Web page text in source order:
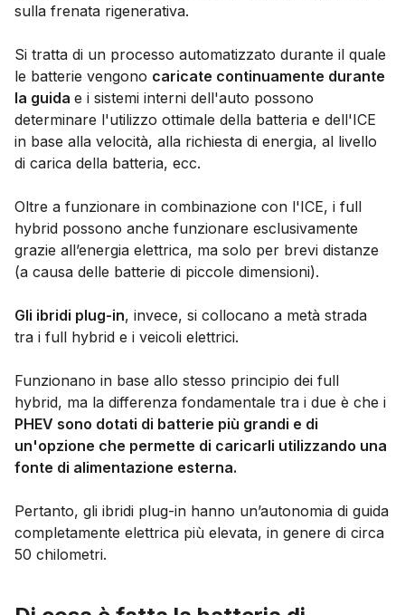
sulla frenata rigenerativa.
Si tratta di un processo automatizzato durante il quale
le batterie vengono caricate continuamente durante
la guida e i sistemi interni dell'auto possono
determinare l'utilizzo ottimale della batteria e dell'ICE
in base alla velocità, alla richiesta di energia, al livello
di carica della batteria, ecc.
Oltre a funzionare in combinazione con l'ICE, i full
hybrid possono anche funzionare esclusivamente
grazie all’energia elettrica, ma solo per brevi distanze
(a causa delle batterie di piccole dimensioni).
Gli ibridi plug-in, invece, si collocano a metà strada
tra i full hybrid e i veicoli elettrici.
Funzionano in base allo stesso principio dei full
hybrid, ma la differenza fondamentale tra i due è che i
PHEV sono dotati di batterie più grandi e di
un'opzione che permette di caricarli utilizzando una
fonte di alimentazione esterna.
Pertanto, gli ibridi plug-in hanno un’autonomia di guida
completamente elettrica più elevata, in genere di circa
50 chilometri.